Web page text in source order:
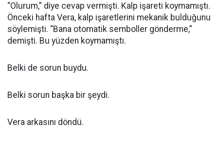
“Olurum,” diye cevap vermişti. Kalp işareti koymamıştı.
Önceki hafta Vera, kalp işaretlerini mekanik bulduğunu
söylemişti. “Bana otomatik semboller gönderme,”
demişti. Bu yüzden koymamıştı.
Belki de sorun buydu.
Belki sorun başka bir şeydi.
Vera arkasını döndü.